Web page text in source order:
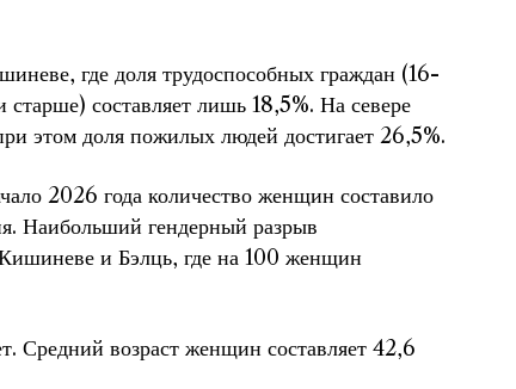
где доля трудоспособных граждан (16-
составляет лишь 18,5%. На севере
этом доля пожилых людей достигает 26,5%.
2026 года количество женщин составило
Наибольший гендерный разрыв
и Бэлць, где на 100 женщин
Средний возраст женщин составляет 42,6